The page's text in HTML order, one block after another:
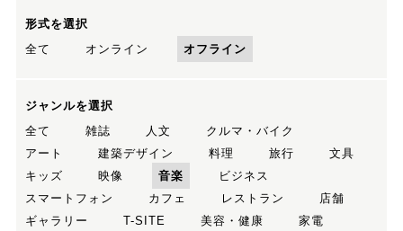
形式を選択
全て
オンライン オフライン
ジャンルを選択
全て
雑誌 人文
クルマ・バイク
アート
建築デザイン 料理 旅行
文具
キッズ
映像 音楽
ビジネス
スマートフォン
カフェ レストラン
店舗
ギャラリー
T-SITE 美容・健康
家電